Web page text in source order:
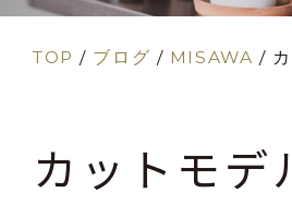
TOP / ブログ / MISAWA /
カットモデ